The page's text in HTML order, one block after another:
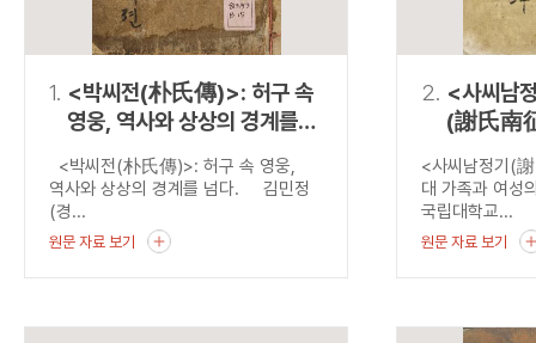
NOT
“정조”가 나온
료를 검색
동시에 여러 개의 연산자를 사용할 수 있습니다.
1. <박씨전(朴氏傳)>: 허구 속
영웅, 역사와 상상의 경계를
<박씨전(朴氏傳)>: 허구 속 영웅,
역사와 상상의 경계를 넘다. 김민정
(경...
원문 자료 보기
2. <사씨남
(謝氏南
가족과
<사씨남정기(
대 가족과 여
국립대학교...
원문 자료 보기